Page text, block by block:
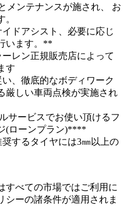
メンテナンスが施され、 お
ドアシスト、必要に応じ
います。**
レン正規販売店によって
す
、徹底的なボディワーク
厳しい車両点検が実施され
サービスでお使い頂けるフ
(ローンプラン)****
するタイヤには3㎜以上の
すべての市場ではご利用に
シーの諸条件が適用されま